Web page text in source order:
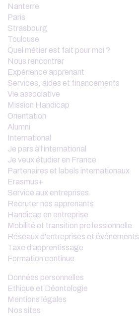
Nanterre
Paris
Strasbourg
Toulouse
Quel métier est fait pour moi ?
Nous rencontrer
Expérience apprenant
Services, aides et financements
Vie associative
Mission Handicap
Orientation
Alumni
International
Je pars à l'international
Je veux étudier en France
Partenaires et labels internationaux
Erasmus+
Service aux entreprises
Recruter nos apprenants
Handicap en entreprise
Mobilité et transition professionnelle
Réseaux d'entreprises et événements
Taxe d'apprentissage
Formation continue
Données personnelles
Ethique et Déontologie
Mentions légales
Nos sites